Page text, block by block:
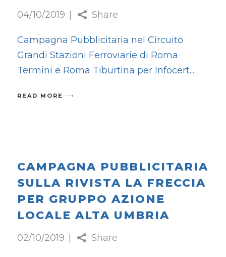
04/10/2019 Share
Campagna Pubblicitaria nel Circuito
Grandi Stazioni Ferroviarie di Roma
Termini e Roma Tiburtina per Infocert
READ MORE
CAMPAGNA PUBBLICITARIA
SULLA RIVISTA LA FRECCIA
PER GRUPPO AZIONE
LOCALE ALTA UMBRIA
02/10/2019 Share